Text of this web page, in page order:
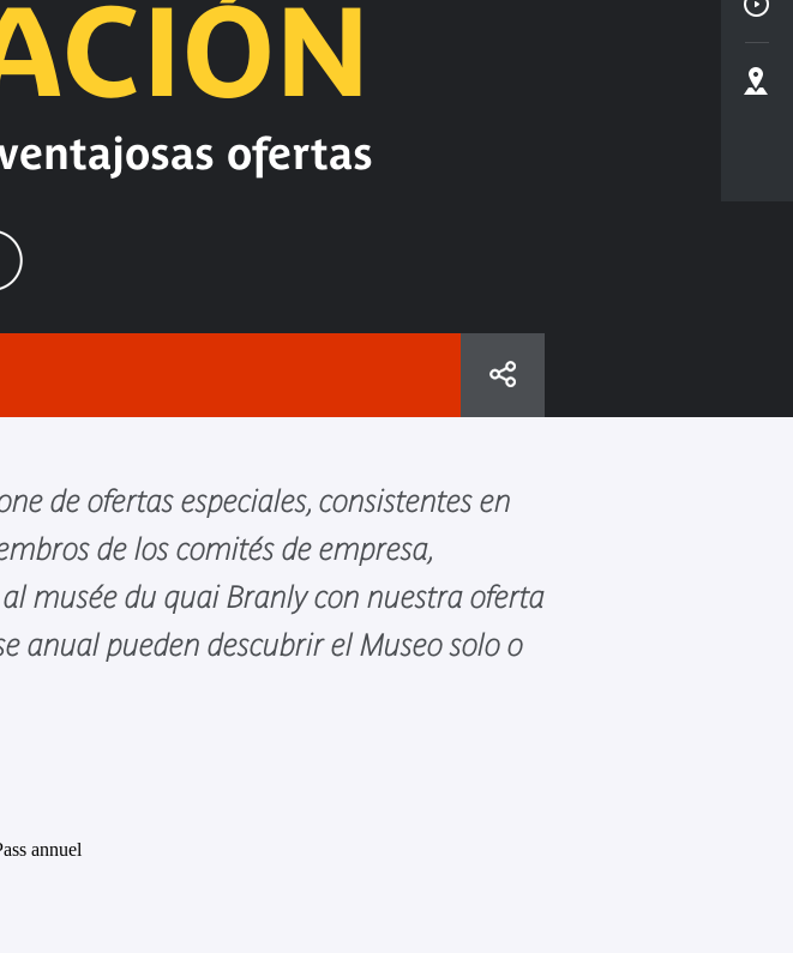
ofertas
de ofertas especiales, consistentes en
de los comités de empresa,
musée du quai Branly con nuestra oferta
anual pueden descubrir el Museo solo o